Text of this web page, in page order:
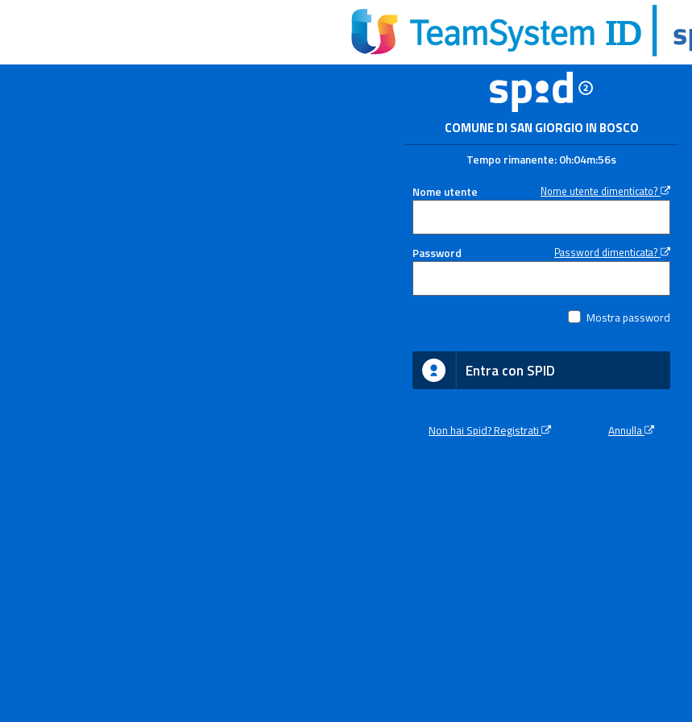
COMUNE DI SAN GIORGIO IN BOSCO
Tempo rimanente: 0h:04m:55s
Nome utente
Nome utente dimenticato?
Password Password dimenticata?
Mostra password
Entra con SPID
Non hai Spid? Registrati Annulla